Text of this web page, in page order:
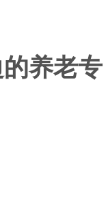
养老专